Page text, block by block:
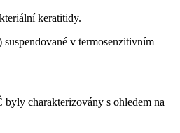
keratitidy.
v termosenzitivním
charakterizovány s ohledem na